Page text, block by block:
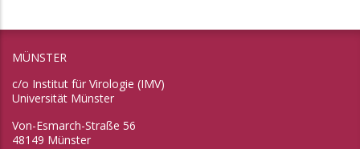
MÜNSTER
c/o Institut für Virologie (IMV)
Universität Münster
Von-Esmarch-Straße 56
48149 Münster